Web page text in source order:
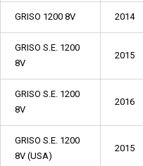
GRISO 1200 8V 2014
GRISO S.E. 1200
8V
2015
GRISO S.E. 1200
8V
2016
GRISO S.E. 1200
8V (USA)
2015